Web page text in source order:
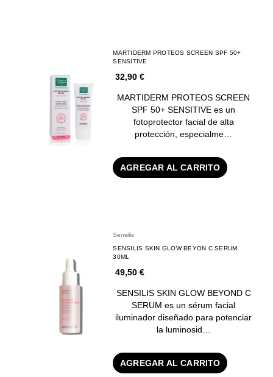
MARTIDERM PROTEOS SCREEN SPF 50+
SENSITIVE
32,90 €
MARTIDERM PROTEOS SCREEN
SPF 50+ SENSITIVE es un
fotoprotector facial de alta
protección, especialme…
AGREGAR AL CARRITO
Sensilis
SENSILIS SKIN GLOW BEYON C SERUM
30ML
49,50 €
SENSILIS SKIN GLOW BEYOND C
SERUM es un sérum facial
iluminador diseñado para potenciar
la luminosid…
AGREGAR AL CARRITO